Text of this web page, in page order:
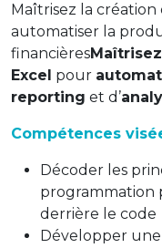
Maîtrisez la
automatiser la
financières
Excel pour
reporting et d’
Compétences
Décoder les
programmation
derrière le code
Développer